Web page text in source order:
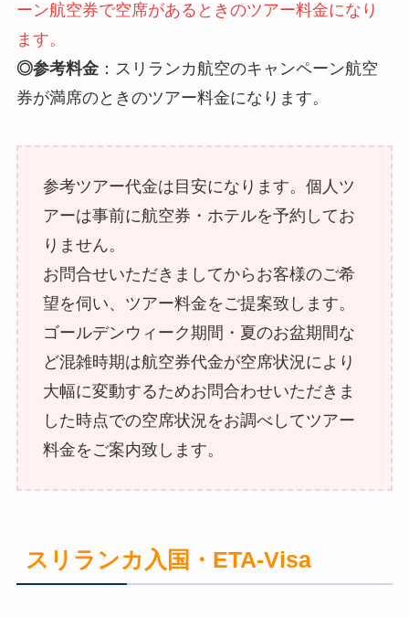
ーン航空券で空席があるときのツアー料金になり
ます。
◎参考料金：スリランカ航空のキャンペーン航空
券が満席のときのツアー料金になります。
参考ツアー代金は目安になります。個人ツ
アーは事前に航空券・ホテルを予約してお
りません。
お問合せいただきましてからお客様のご希
望を伺い、ツアー料金をご提案致します。
ゴールデンウィーク期間・夏のお盆期間な
ど混雑時期は航空券代金が空席状況により
大幅に変動するためお問合わせいただきま
した時点での空席状況をお調べしてツアー
料金をご案内致します。
スリランカ入国・ETA-Visa